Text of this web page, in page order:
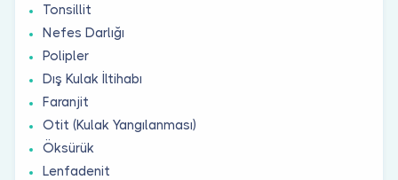
Tonsillit
Nefes Darlığı
Polipler
Dış Kulak İltihabı
Faranjit
Otit (Kulak Yangılanması)
Öksürük
Lenfadenit